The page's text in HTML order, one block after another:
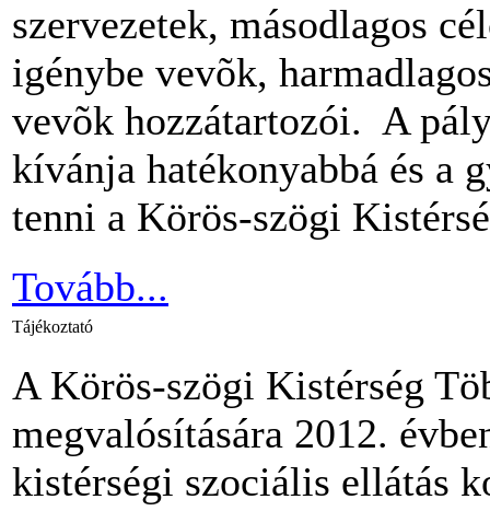
szervezetek, másodlagos
igénybe vevõk,
vevõk hozzátartozói. A
kívánja hatékonyabbá és a
tenni a Körös-szögi
Tovább...
Tájékoztató
A Körös-szögi Kistérség
megvalósítására 2012.
kistérségi szociális ellátás